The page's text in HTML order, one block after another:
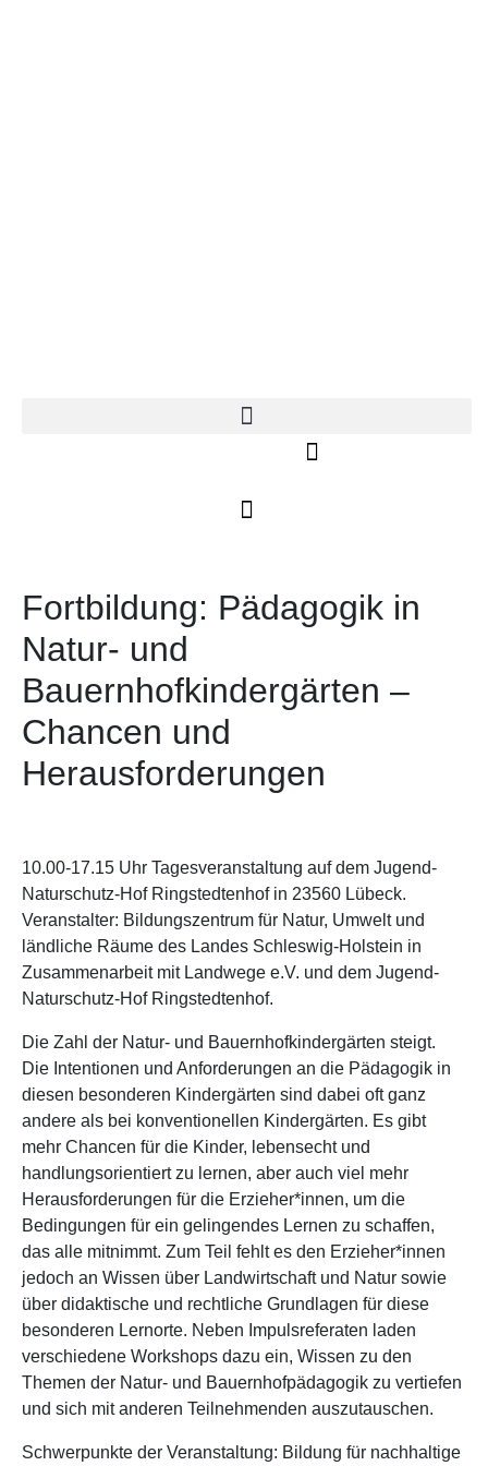
Fortbildung: Pädagogik in
Natur- und
Bauernhofkindergärten –
Chancen und
Herausforderungen
10.00-17.15 Uhr Tagesveranstaltung auf dem Jugend-
Naturschutz-Hof Ringstedtenhof in 23560 Lübeck.
Veranstalter: Bildungszentrum für Natur, Umwelt und
ländliche Räume des Landes Schleswig-Holstein in
Zusammenarbeit mit Landwege e.V. und dem Jugend-
Naturschutz-Hof Ringstedtenhof.
Die Zahl der Natur- und Bauernhofkindergärten steigt.
Die Intentionen und Anforderungen an die Pädagogik in
diesen besonderen Kindergärten sind dabei oft ganz
andere als bei konventionellen Kindergärten. Es gibt
mehr Chancen für die Kinder, lebensecht und
handlungsorientiert zu lernen, aber auch viel mehr
Herausforderungen für die Erzieher*innen, um die
Bedingungen für ein gelingendes Lernen zu schaffen,
das alle mitnimmt. Zum Teil fehlt es den Erzieher*innen
jedoch an Wissen über Landwirtschaft und Natur sowie
über didaktische und rechtliche Grundlagen für diese
besonderen Lernorte. Neben Impulsreferaten laden
verschiedene Workshops dazu ein, Wissen zu den
Themen der Natur- und Bauernhofpädagogik zu vertiefen
und sich mit anderen Teilnehmenden auszutauschen.
Schwerpunkte der Veranstaltung: Bildung für nachhaltige